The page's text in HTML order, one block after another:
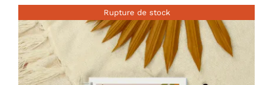
Rupture de stock